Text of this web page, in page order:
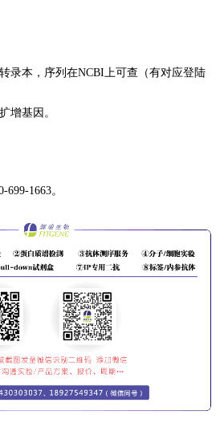
录本，序列在NCBI上可查（有对应登陆
增基因。
1663。